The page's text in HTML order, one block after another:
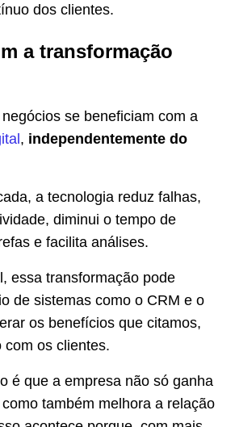
dos clientes.
a transformação
se beneficiam com a
, independentemente do
a tecnologia reduz falhas,
diminui o tempo de
e facilita análises.
essa transformação pode
de sistemas como o CRM e o
os benefícios que citamos,
com os clientes.
é que a empresa não só ganha
também melhora a relação